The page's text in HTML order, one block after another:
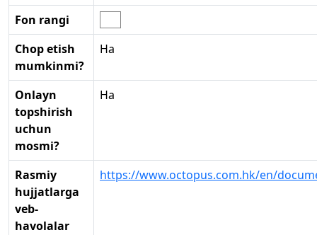
Fon rangi
Chop etish
mumkinmi?
Ha
Onlayn
topshirish
uchun
mosmi?
Ha
Rasmiy
hujjatlarga
veb-
havolalar
https://www.octopus.com.hk/en/